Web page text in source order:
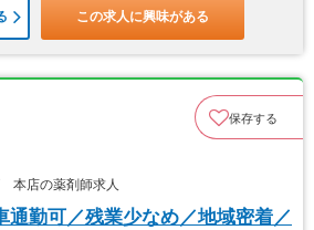
この求人に興味がある
保存する
本店の薬剤師求人
通勤可／残業少なめ／地域密着／